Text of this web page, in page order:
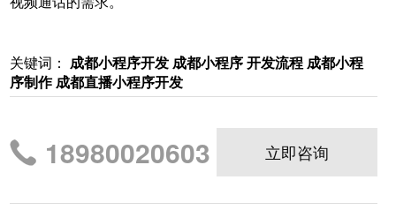
关键词：成都小程序开发成都小程序 开发流程成都小程
序制作成都直播小程序开发
18980020603 立即咨询